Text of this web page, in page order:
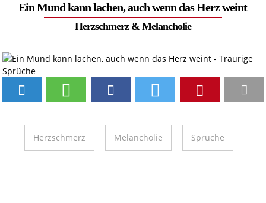
Ein Mund kann lachen, auch wenn das Herz weint
Herzschmerz& Melancholie
Herzschmerz Melancholie Sprüche